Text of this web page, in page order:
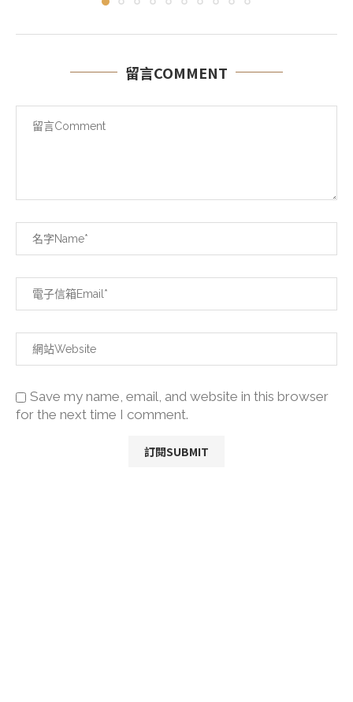
留言COMMENT
Save my name, email, and website in this browser
for the next time I comment.